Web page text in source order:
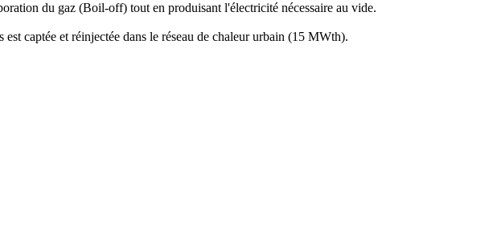
du gaz (Boil-off) tout en produisant l'électricité nécessaire au vide.
captée et réinjectée dans le réseau de chaleur urbain (15 MWth).